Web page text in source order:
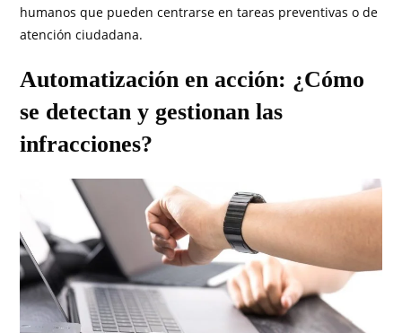
humanos que pueden centrarse en tareas preventivas o de
atención ciudadana.
Automatización en acción: ¿Cómo
se detectan y gestionan las
infracciones?